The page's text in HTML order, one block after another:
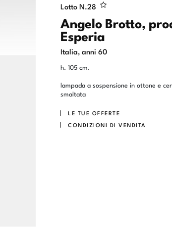
Lotto N.28
Angelo Brotto,
Esperia
Italia, anni 60
h. 105 cm.
lampada a sospensione in ottone e
smaltata
LE TUE OFFERTE
CONDIZIONI DI VENDITA